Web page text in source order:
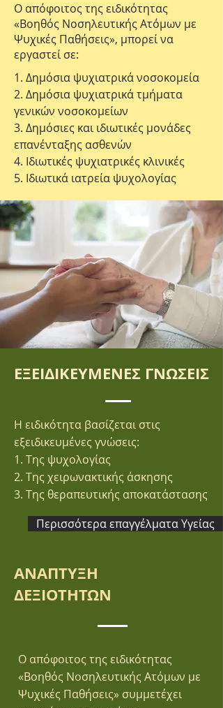
Ο απόφοιτος της ειδικότητας
«Βοηθός Νοσηλευτικής Ατόμων με
Ψυχικές Παθήσεις», μπορεί να
εργαστεί σε:
1. Δημόσια ψυχιατρικά νοσοκομεία
2. Δημόσια ψυχιατρικά τμήματα
γενικών νοσοκομείων
3. Δημόσιες και ιδιωτικές μονάδες
επανένταξης ασθενών
4. Ιδιωτικές ψυχιατρικές κλινικές
5. Ιδιωτικά ιατρεία ψυχολογίας
ΕΞΕΙΔΙΚΕΥΜΕΝΕΣ ΓΝΩΣΕΙΣ
Η ειδικότητα βασίζεται στις
εξειδικευμένες γνώσεις:
1. Tης ψυχολογίας
2. Tης χειρωνακτικής άσκησης
3. Tης θεραπευτικής αποκατάστασης
Περισσότερα επαγγέλματα Υγείας
ΑΝΑΠΤΥΞΗ
ΔΕΞΙΟΤΗΤΩΝ
Ο απόφοιτος της ειδικότητας
«Βοηθός Νοσηλευτικής Ατόμων με
Ψυχικές Παθήσεις» συμμετέχει